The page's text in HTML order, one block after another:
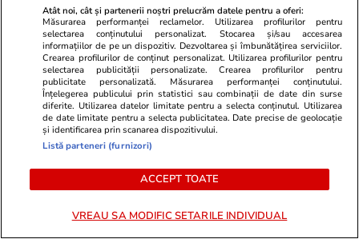
DNA
Știri România 18:15
Gradu Cârpaci, extrădat în Germania. Liderul
interlop din Timișoara a forțat un bărbat să-i
doneze un rinichi
Citește mai multe
TRENDING
Atât noi, cât și partenerii noștri prelucrăm datele pentru a oferi:
Măsurarea performanței reclamelor. Utilizarea profilurilor pentru
selectarea conținutului personalizat. Stocarea și/sau accesarea
informațiilor de pe un dispozitiv. Dezvoltarea și îmbunătățirea serviciilor.
Crearea profilurilor de conținut personalizat. Utilizarea profilurilor pentru
selectarea publicității personalizate. Crearea profilurilor pentru
publicitate personalizată. Măsurarea performanței conținutului.
Înțelegerea publicului prin statistici sau combinații de date din surse
diferite. Utilizarea datelor limitate pentru a selecta conținutul. Utilizarea
de date limitate pentru a selecta publicitatea. Date precise de geolocație
și identificarea prin scanarea dispozitivului.
Listă parteneri (furnizori)
ACCEPT TOATE
VREAU SA MODIFIC SETARILE INDIVIDUAL